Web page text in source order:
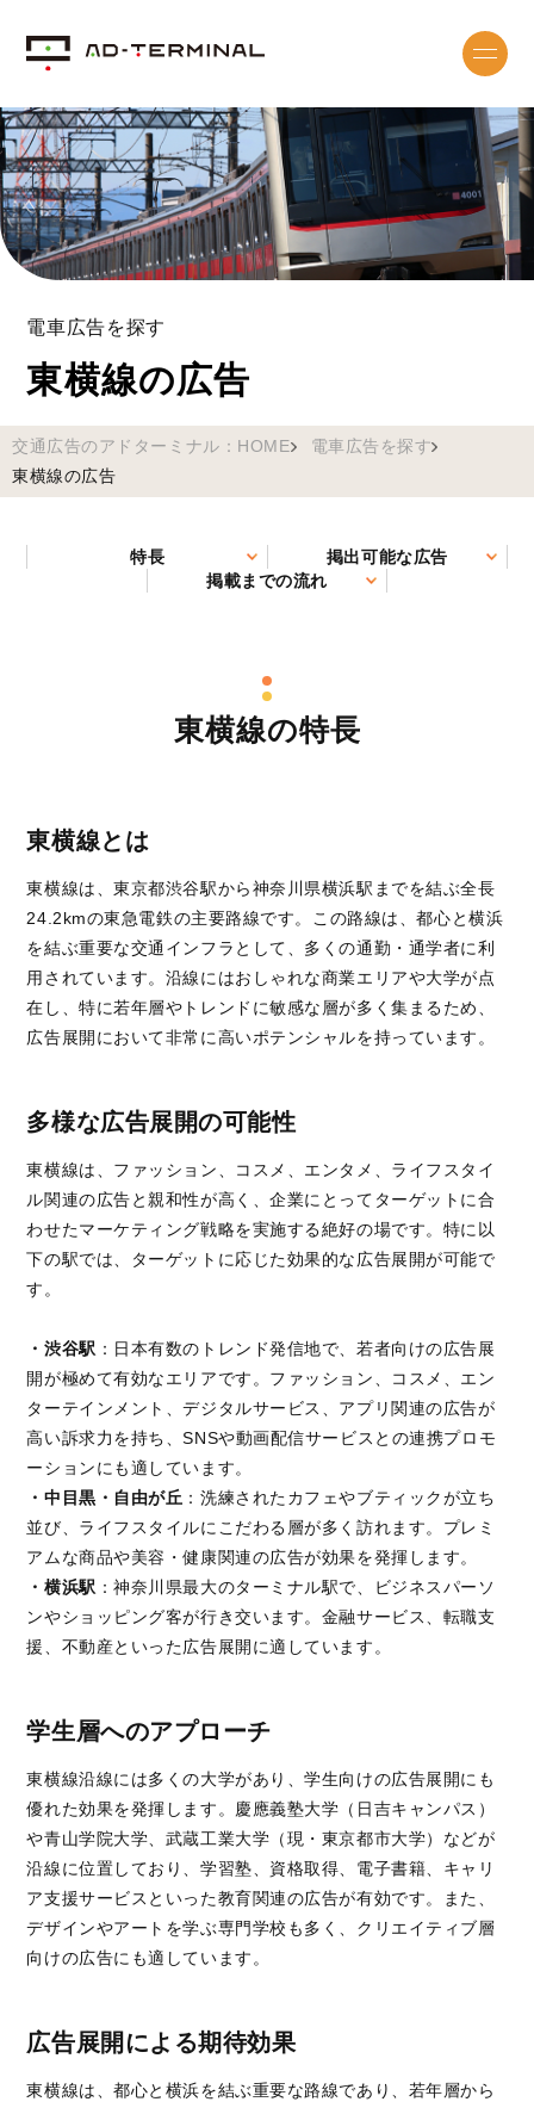
電車広告を探す
東横線の広告
交通広告のアドターミナル：HOME
電車広告を探す
東横線の広告
特長
掲出可能な広告
掲載までの流れ
東横線の特長
東横線とは
東横線は、東京都渋谷駅から神奈川県横浜駅までを結ぶ全長
24.2kmの東急電鉄の主要路線です。この路線は、都心と横浜
を結ぶ重要な交通インフラとして、多くの通勤・通学者に利
用されています。沿線にはおしゃれな商業エリアや大学が点
在し、特に若年層やトレンドに敏感な層が多く集まるため、
広告展開において非常に高いポテンシャルを持っています。
多様な広告展開の可能性
東横線は、ファッション、コスメ、エンタメ、ライフスタイ
ル関連の広告と親和性が高く、企業にとってターゲットに合
わせたマーケティング戦略を実施する絶好の場です。特に以
下の駅では、ターゲットに応じた効果的な広告展開が可能で
す。
・渋谷駅 ：日本有数のトレンド発信地で、若者向けの広告展
開が極めて有効なエリアです。ファッション、コスメ、エン
ターテインメント、デジタルサービス、アプリ関連の広告が
高い訴求力を持ち、SNSや動画配信サービスとの連携プロモ
ーションにも適しています。
・中目黒・自由が丘 ：洗練されたカフェやブティックが立ち
並び、ライフスタイルにこだわる層が多く訪れます。プレミ
アムな商品や美容・健康関連の広告が効果を発揮します。
・横浜駅 ：神奈川県最大のターミナル駅で、ビジネスパーソ
ンやショッピング客が行き交います。金融サービス、転職支
援、不動産といった広告展開に適しています。
学生層へのアプローチ
東横線沿線には多くの大学があり、学生向けの広告展開にも
優れた効果を発揮します。慶應義塾大学（日吉キャンパス）
や青山学院大学、武蔵工業大学（現・東京都市大学）などが
沿線に位置しており、学習塾、資格取得、電子書籍、キャリ
ア支援サービスといった教育関連の広告が有効です。また、
デザインやアートを学ぶ専門学校も多く、クリエイティブ層
向けの広告にも適しています。
広告展開による期待効果
東横線は、都心と横浜を結ぶ重要な路線であり、若年層から